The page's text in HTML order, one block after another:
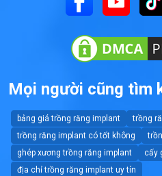
Mọi người cũng tìm
bảng giá trồng răng implant
trồng
trồng răng implant có tốt không
ghép xương trồng răng implant
cấy
địa chỉ trồng răng implant uy tín